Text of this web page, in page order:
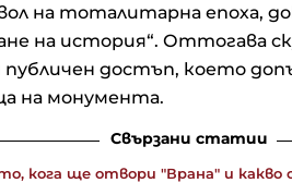
на тоталитарна епоха,
на история“. Оттогава
публичен достъп, което
на монумента.
Свързани статии
кога ще отвори "Врана" и какво